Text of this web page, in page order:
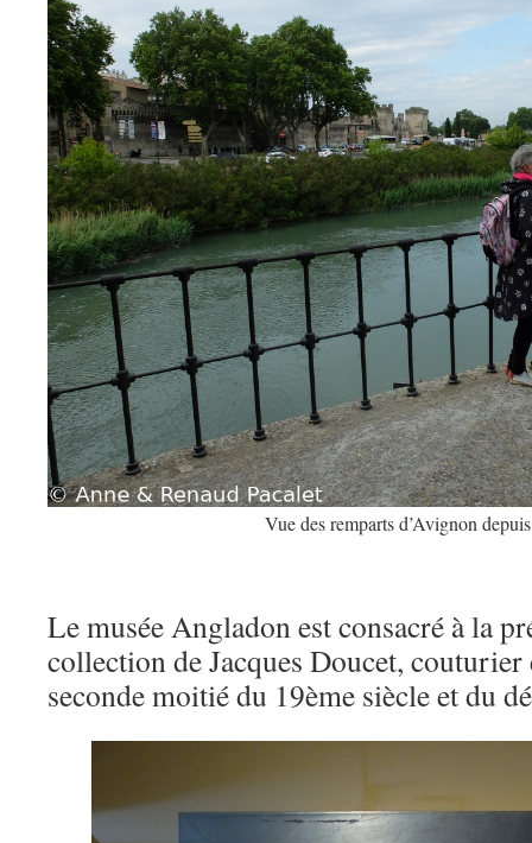
Vue des remparts d’Avignon
Le musée Angladon est consacré à la
collection de Jacques Doucet, couturier
seconde moitié du 19ème siècle et du